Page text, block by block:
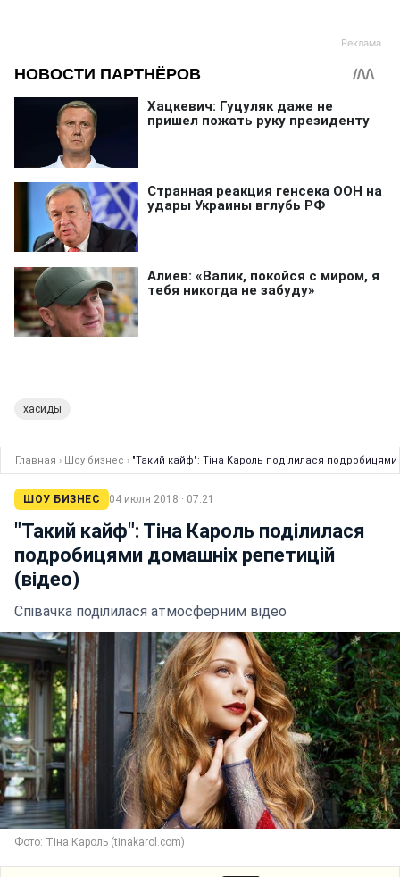
хасиды
Главная › Шоу бизнес › "Такий кайф": Тіна Кароль поділилася подробицями
ШОУ БИЗНЕС 04 июля 2018 · 07:21
"Такий кайф": Тіна Кароль поділилася
подробицями домашніх репетицій
(відео)
Співачка поділилася атмосферним відео
Фото: Тіна Кароль (tinakarol.com)